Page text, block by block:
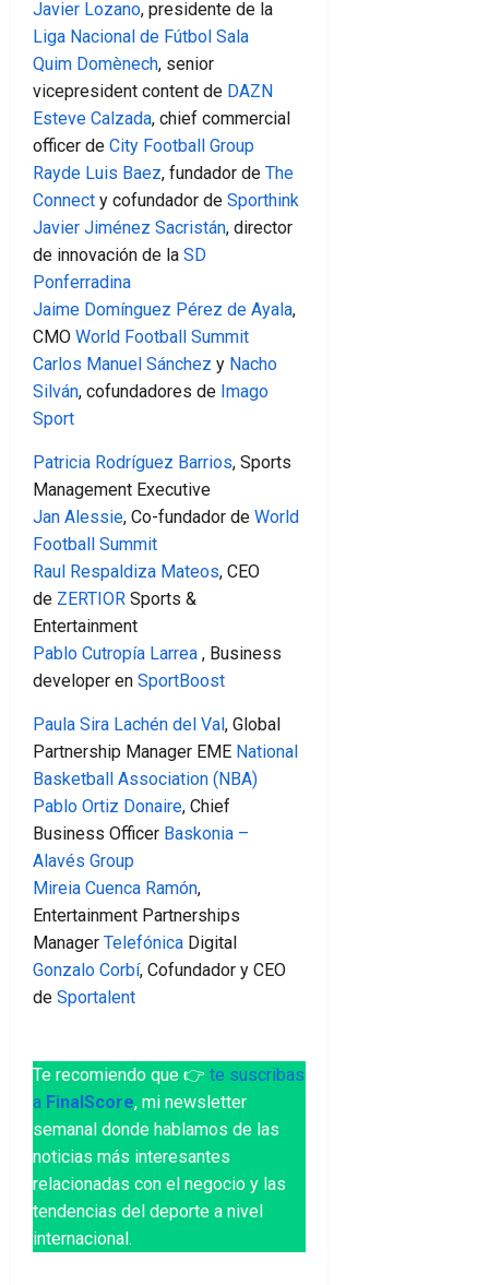
Javier Lozano, presidente de la
Liga Nacional de Fútbol Sala
Quim Domènech, senior
vicepresident content de DAZN
Esteve Calzada, chief commercial
officer de City Football Group
Rayde Luis Baez, fundador de The
Connect y cofundador de Sporthink
Javier Jiménez Sacristán, director
de innovación de la SD
Ponferradina
Jaime Domínguez Pérez de Ayala,
CMO World Football Summit
Carlos Manuel Sánchez y Nacho
Silván, cofundadores de Imago
Sport
Patricia Rodríguez Barrios, Sports
Management Executive
Jan Alessie, Co-fundador de World
Football Summit
Raul Respaldiza Mateos, CEO
de ZERTIOR Sports &
Entertainment
Pablo Cutropía Larrea , Business
developer en SportBoost
Paula Sira Lachén del Val , Global
Partnership Manager EME National
Basketball Association (NBA)
Pablo Ortiz Donaire, Chief
Business Officer Baskonia –
Alavés Group
Mireia Cuenca Ramón,
Entertainment Partnerships
Manager Telefónica Digital
Gonzalo Corbí, Cofundador y CEO
de Sportalent
Te recomiendo que 👉 te suscribas
a FinalScore, mi newsletter
semanal donde hablamos de las
noticias más interesantes
relacionadas con el negocio y las
tendencias del deporte a nivel
internacional.